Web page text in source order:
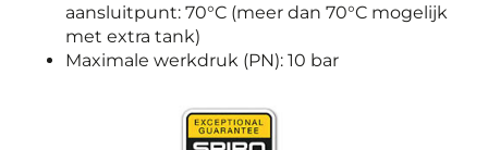
aansluitpunt: 70°C (meer dan 70°C mogelijk
met extra tank)
Maximale werkdruk (PN): 10 bar